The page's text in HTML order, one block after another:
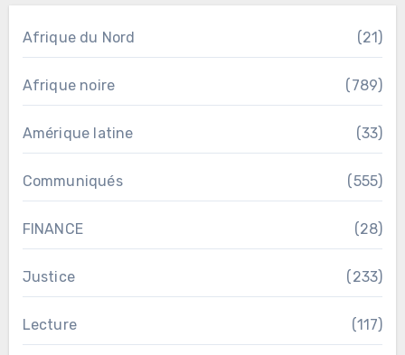
Afrique du Nord (21)
Afrique noire (789)
Amérique latine (33)
Communiqués (555)
FINANCE (28)
Justice (233)
Lecture (117)